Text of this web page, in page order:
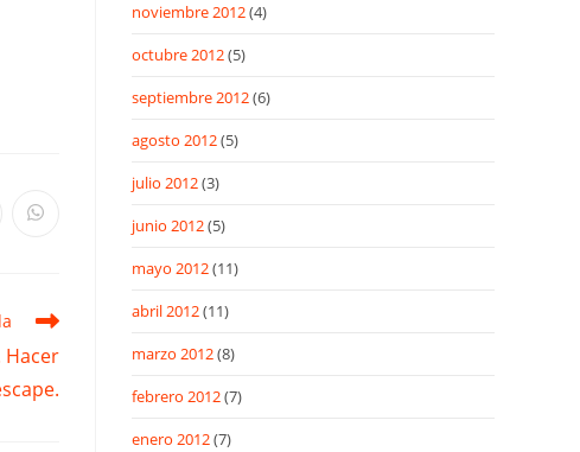
Se
Hacer
noviembre 2012(4)
octubre 2012(5)
septiembre 2012(6)
agosto 2012(5)
julio 2012(3)
junio 2012(5)
mayo 2012(11)
abril 2012(11)
marzo 2012(8)
febrero 2012(7)
enero 2012(7)